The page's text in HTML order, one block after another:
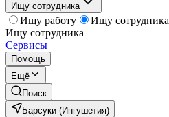
Ищу сотрудника
Ищу работу
Ищу сотрудника
Ищу сотрудника
Сервисы
Помощь
Ещё
Поиск
Барсуки (Ингушетия)